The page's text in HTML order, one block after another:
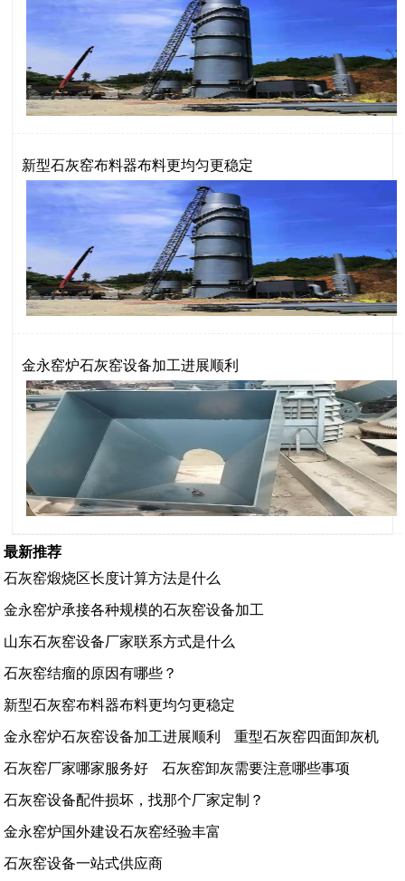
新型石灰窑布料器布料更均匀更稳定
金永窑炉石灰窑设备加工进展顺利
最新推荐
石灰窑煅烧区长度计算方法是什么
金永窑炉承接各种规模的石灰窑设备加工
山东石灰窑设备厂家联系方式是什么
石灰窑结瘤的原因有哪些？
新型石灰窑布料器布料更均匀更稳定
金永窑炉石灰窑设备加工进展顺利 重型石灰窑四面卸灰机
石灰窑厂家哪家服务好 石灰窑卸灰需要注意哪些事项
石灰窑设备配件损坏，找那个厂家定制？
金永窑炉国外建设石灰窑经验丰富
石灰窑设备一站式供应商